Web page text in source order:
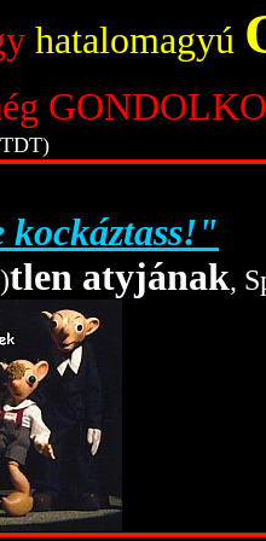
hatalomagyú
kockáztass!"
tlen atyjának,